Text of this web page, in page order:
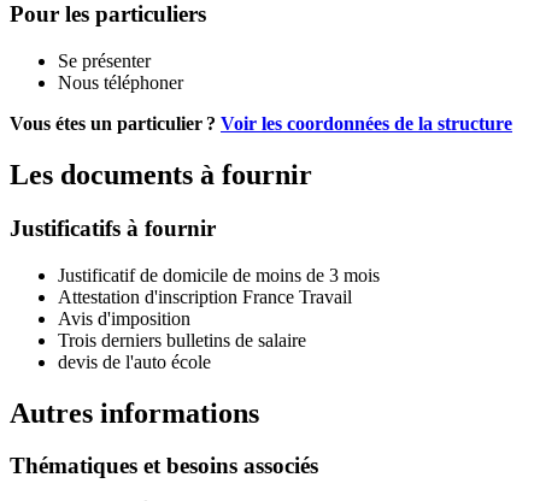
Pour les particuliers
Se présenter
Nous téléphoner
Vous étes un particulier ? Voir les coordonnées de la structure
Les documents à fournir
Justificatifs à fournir
Justificatif de domicile de moins de 3 mois
Attestation d'inscription France Travail
Avis d'imposition
Trois derniers bulletins de salaire
devis de l'auto école
Autres informations
Thématiques et besoins associés